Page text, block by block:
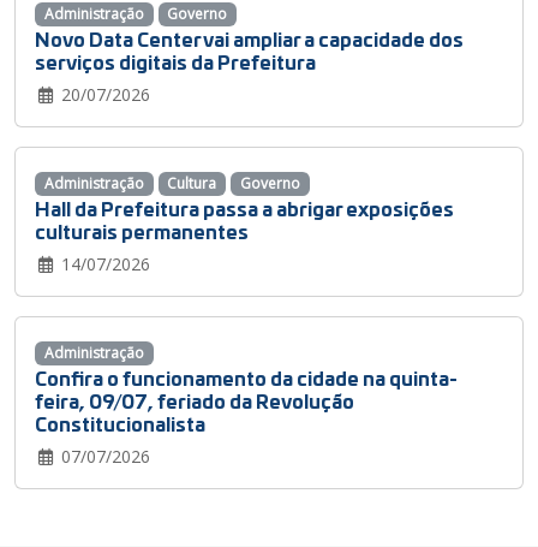
Novo Data Center vai ampliar a capacidade dos
serviços digitais da Prefeitura
20/07/2026
Administração Governo
Hall da Prefeitura passa a abrigar exposições
culturais permanentes
14/07/2026
Administração Cultura Governo
Confira o funcionamento da cidade na quinta-
feira, 09/07, feriado da Revolução
Constitucionalista
07/07/2026
Administração